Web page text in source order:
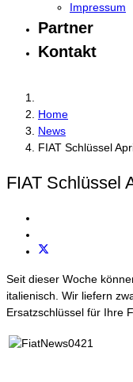
Impressum
Partner
Kontakt
Home
News
FIAT Schlüssel
FIAT Schlüssel
Seit dieser Woche
italienisch. Wir liefern
Ersatzschlüssel für Ihre